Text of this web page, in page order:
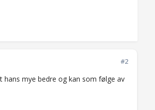
#2
hans mye bedre og kan som følge av